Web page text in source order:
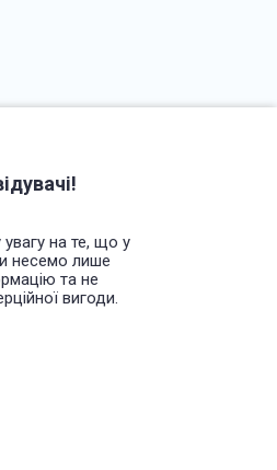
на те, що у
несемо лише
та не
вигоди.